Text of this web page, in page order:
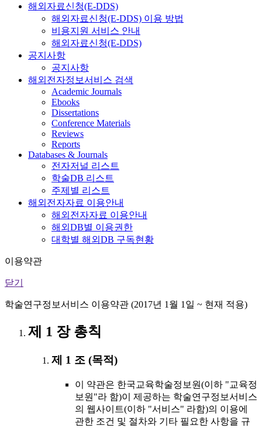
해외자료신청(E-DDS)
해외자료신청(E-DDS) 이용 방법
비용지원 서비스 안내
해외자료신청(E-DDS)
공지사항
공지사항
해외전자정보서비스 검색
Academic Journals
Ebooks
Dissertations
Conference Materials
Reviews
Reports
Databases & Journals
전자저널 리스트
학술DB 리스트
주제별 리스트
해외전자자료 이용안내
해외전자자료 이용안내
해외DB별 이용권한
대학별 해외DB 구독현황
이용약관
닫기
학술연구정보서비스 이용약관 (2017년 1월 1일 ~ 현재 적용)
제 1 장 총칙
제 1 조 (목적)
이 약관은 한국교육학술정보원(이하 "교육정
보원"라 함)이 제공하는 학술연구정보서비스
의 웹사이트(이하 "서비스" 라함)의 이용에
관한 조건 및 절차와 기타 필요한 사항을 규